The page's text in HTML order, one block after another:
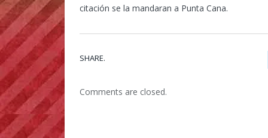
citación se la mandaran a Punta Cana.
SHARE.
Comments are closed.